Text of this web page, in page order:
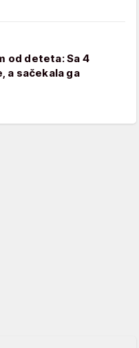
od deteta: Sa 4
a sačekala ga